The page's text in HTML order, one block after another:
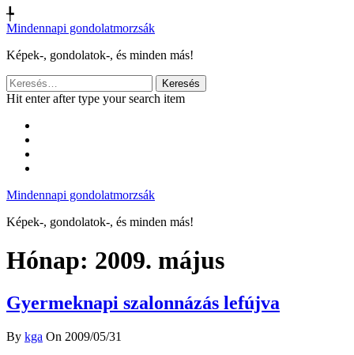
╄
Mindennapi gondolatmorzsák
Képek-, gondolatok-, és minden más!
Keresés:
Hit enter after type your search item
Mindennapi gondolatmorzsák
Képek-, gondolatok-, és minden más!
Hónap: 2009. május
Gyermeknapi szalonnázás lefújva
By kga On 2009/05/31